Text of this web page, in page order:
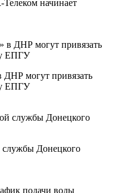
начинает
могут привязать
ЕПГУ
Донецкого